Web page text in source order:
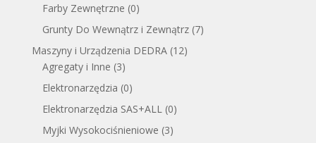
Farby Zewnętrzne (0)
Grunty Do Wewnątrz i Zewnątrz (7)
Maszyny i Urządzenia DEDRA (12)
Agregaty i Inne (3)
Elektronarzędzia (0)
Elektronarzędzia SAS+ALL (0)
Myjki Wysokociśnieniowe (3)